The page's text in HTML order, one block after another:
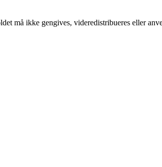
må ikke gengives, videredistribueres eller